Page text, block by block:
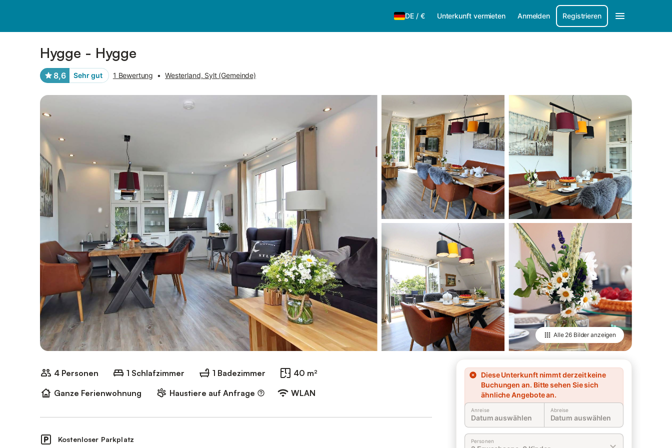
DE / € Unterkunft vermieten Anmelden Registrieren
Hygge - Hygge
8,6 Sehr gut 1 Bewertung • Westerland, Sylt (Gemeinde)
Alle 26 Bilderanzeigen
4 Personen 1 Schlafzimmer 1 Badezimmer
40 m²
Ganze Ferienwohnung
Haustiere auf Anfrage WLAN
Diese Unterkunft nimmt derzeit keine
Buchungen an. Bitte sehen Sie sich
ähnliche Angebote an.
Anreise
Datum auswählen
Abreise
Datum auswählen
Personen
Kostenloser Parkplatz